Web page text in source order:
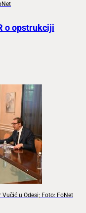
o opstrukciji
u Odesi; Foto: FoNet